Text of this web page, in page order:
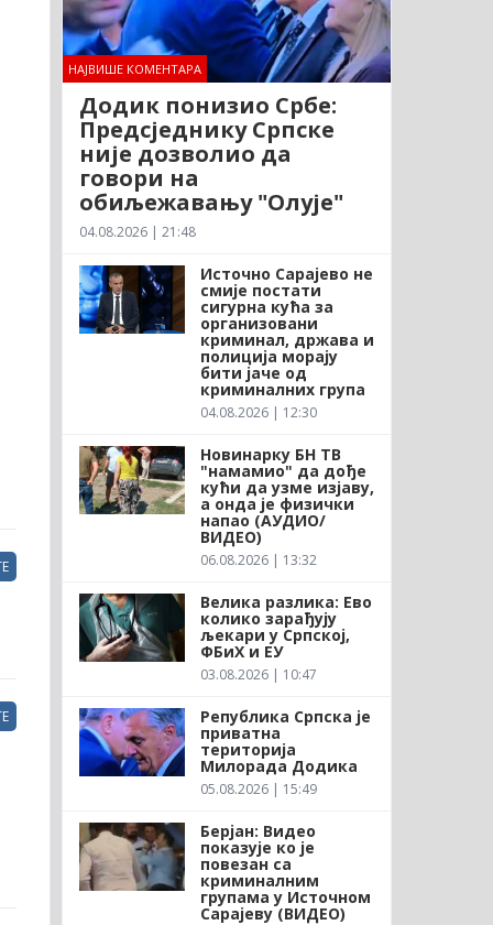
НАЈВИШЕ КОМЕНТАРА
Додик понизио Србе:
Предсједнику Српске
није дозволио да
говори на
обиљежавању "Олује"
04.08.2026 | 21:48
Источно Сарајево не
смије постати
сигурна кућа за
организовани
криминал, држава и
полиција морају
бити јаче од
криминалних група
04.08.2026 | 12:30
Новинарку БН ТВ
"намамио" да дође
кући да узме изјаву,
а онда је физички
напао (АУДИО/
ВИДЕО)
06.08.2026 | 13:32
Велика разлика: Ево
колико зарађују
љекари у Српској,
ФБиХ и ЕУ
03.08.2026 | 10:47
Република Српска је
приватна
територија
Милорада Додика
05.08.2026 | 15:49
Берјан: Видео
показује ко је
повезан са
криминалним
групама у Источном
Сарајеву (ВИДЕО)